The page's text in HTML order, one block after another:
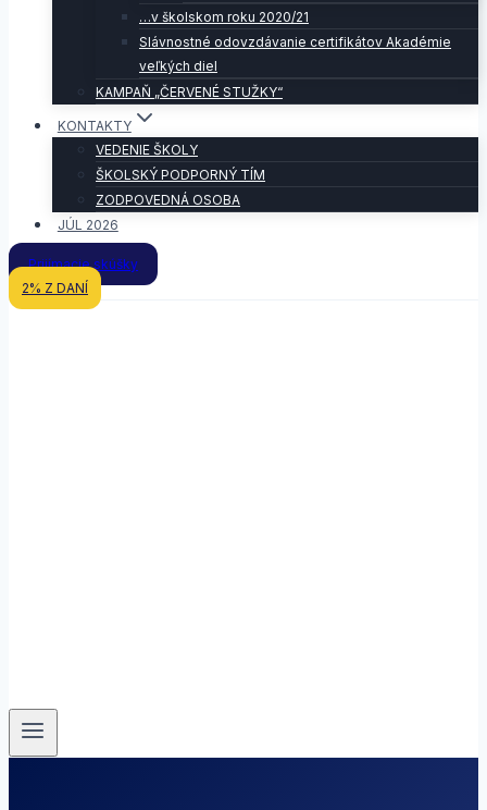
…v školskom roku 2020/21
Slávnostné odovzdávanie certifikátov Akadémie
veľkých diel
KAMPAŇ „ČERVENÉ STUŽKY“
KONTAKTY
VEDENIE ŠKOLY
ŠKOLSKÝ PODPORNÝ TÍM
ZODPOVEDNÁ OSOBA
JÚL 2026
Prijímacie skúšky
2% Z DANÍ